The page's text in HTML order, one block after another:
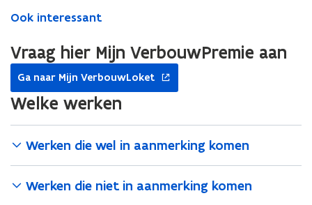
Ook interessant
Vraag hier Mijn VerbouwPremie aan
Ga naar Mijn VerbouwLoket
nieuw
venster
Welke werken
Werken die wel in aanmerking komen
Werken die niet in aanmerking komen